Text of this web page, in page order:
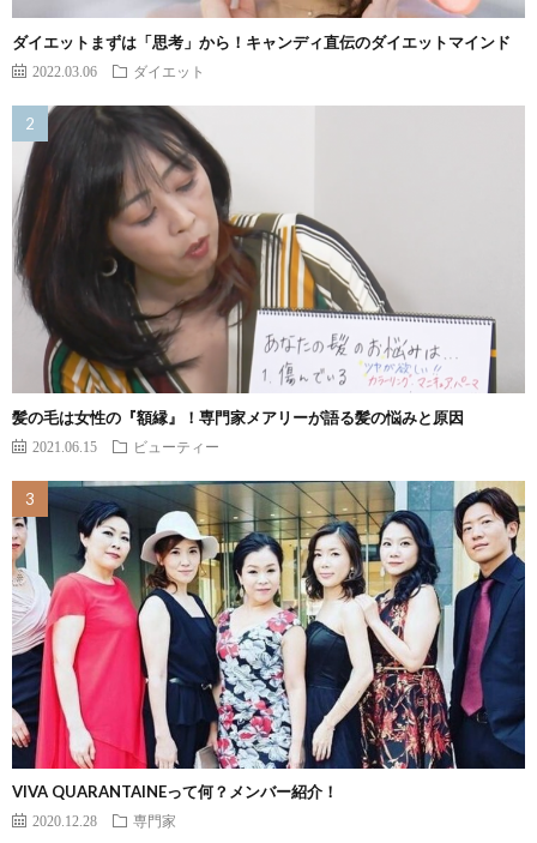
ダイエットまずは「思考」から！キャンディ直伝のダイエットマインド
2022.03.06 ダイエット
髪の毛は女性の『額縁』！専門家メアリーが語る髪の悩みと原因
2021.06.15 ビューティー
VIVA QUARANTAINEって何？メンバー紹介！
2020.12.28 専門家